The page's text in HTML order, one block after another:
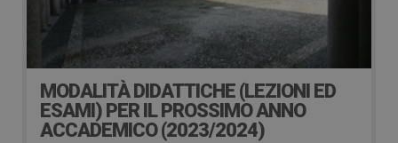
MODALITÀ DIDATTICHE (LEZIONI ED
ESAMI) PER IL PROSSIMO ANNO
ACCADEMICO (2023/2024)